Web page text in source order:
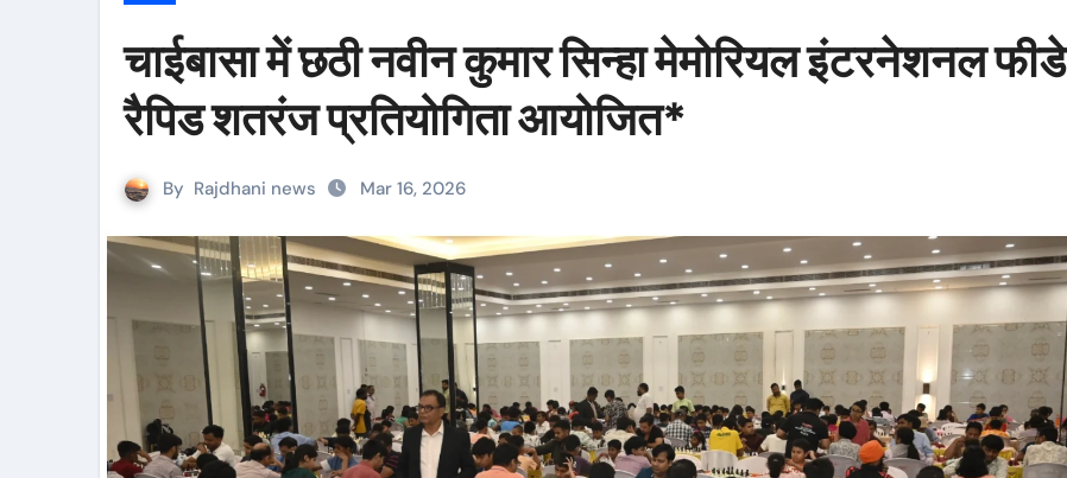
चाईबासा में छठी नवीन कुमार सिन्हा मेमोरियल इंटरनेशनल फीडे
रैपिड शतरंज प्रतियोगिता आयोजित*
By Rajdhani news Mar 16, 2026